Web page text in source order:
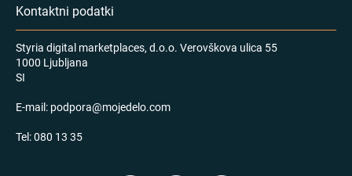
Kontaktni podatki
Styria digital marketplaces, d.o.o. Verovškova ulica 55
1000 Ljubljana
SI
E-mail: podpora@mojedelo.com
Tel:080 13 35